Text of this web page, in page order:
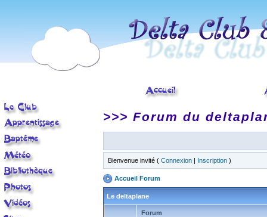
>>> Forum du
Bienvenue invité ( Connexion | Inscription )
Accueil Forum
Le deltaplane
Forum